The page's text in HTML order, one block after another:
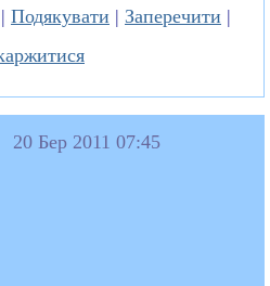
| Подякувати | Заперечити |
20 Бер 2011 07:45